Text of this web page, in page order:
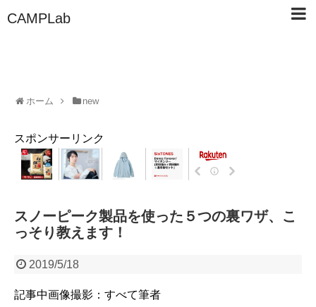
CAMPLab
ホーム new
スポンサーリンク
スノーピーク製品を使った５つの裏ワザ、こ
っそり教えます！
2019/5/18
記事中画像撮影：すべて筆者